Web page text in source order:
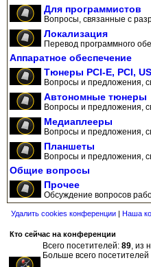
Для программистов
Вопросы, связанные с
Локализация
Перевод программного
Аппаратное обеспечение
Тюнеры PCI-E, PCI,
Вопросы и предложения,
Автономные тюнеры
Вопросы и предложения,
Медиаплееры
Вопросы и предложения,
Планшеты
Вопросы и предложения,
Общие вопросы
Прочее
Обсуждение вопросов
Удалить cookies конференции | Наша
Кто сейчас на конференции
Всего посетителей: 89, из
Больше всего посетителей